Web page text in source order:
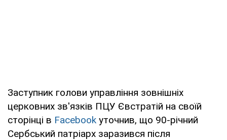
Заступник голови управління зовнішніх
церковних зв'язків ПЦУ Євстратій на своїй
сторінці в Facebook уточнив, що 90-річний
Сербський патріарх заразився після